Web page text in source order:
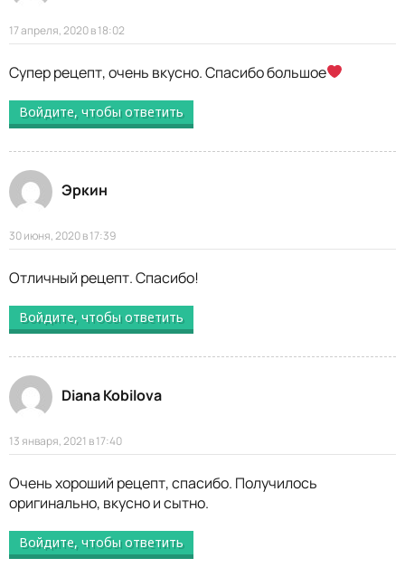
17 апреля, 2020 в 18:02
Супер рецепт, очень вкусно. Спасибо большое
Войдите, чтобы ответить
Эркин
30 июня, 2020 в 17:39
Отличный рецепт. Спасибо!
Войдите, чтобы ответить
Diana Kobilova
13 января, 2021 в 17:40
Очень хороший рецепт, спасибо. Получилось
оригинально, вкусно и сытно.
Войдите, чтобы ответить